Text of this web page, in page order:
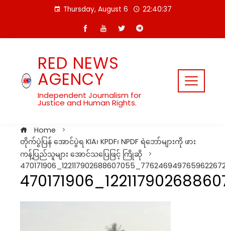
Thursday, August 6 22:40:38
RED NEWS
AGENCY
Independent Journalism for
Justice and Human Rights.
Home
တိုက်ပွဲပြန် အောင်ပွဲရ KIA၊ KPDF၊ NPDF ရဲဘော်များကို ဖား
ကန့်ပြည်သူများ အောင်သပြေဖြင့် ကြိုဆို